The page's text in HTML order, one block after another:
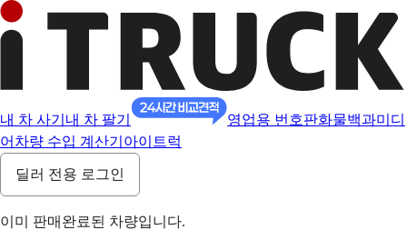
내 차 사기 내 차 팔기 영업용 번호판화물백과미디
어 차량 수입 계산기 아이트럭
딜러 전용 로그인
이미 판매완료된 차량입니다.